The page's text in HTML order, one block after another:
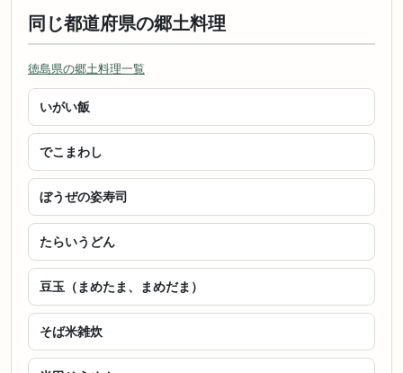
同じ都道府県の郷土料理
徳島県の郷土料理一覧
いがい飯
でこまわし
ぼうぜの姿寿司
たらいうどん
豆玉（まめたま、まめだま）
そば米雑炊